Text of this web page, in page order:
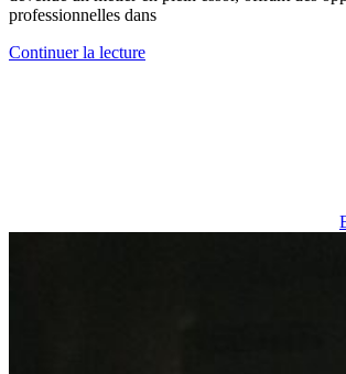
professionnelles dans
Continuer la lecture